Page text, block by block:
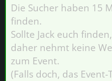
Die Sucher haben 15
finden.
Sollte Jack euch
daher nehmt keine
zum Event.
(Falls doch, das